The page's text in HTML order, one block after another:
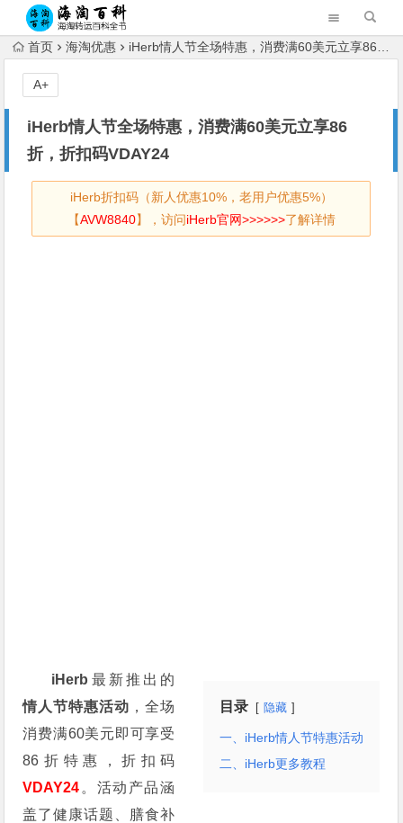
首页 海淘优惠 iHerb情人节全场特惠，消费满60美元立享86折，折扣码VDAY24
iHerb情人节全场特惠，消费满60美元立享86
折，折扣码VDAY24
iHerb折扣码（新人优惠10%，老用户优惠5%）
【AVW8840】，访问iHerb官网>>>>>>了解详情
A+
目录 隐藏
一、iHerb情人节特惠活动
二、iHerb更多教程
iHerb 最新推出的
情人节特惠活动 ，全场
消费满60美元即可享受
86折特惠，折扣码
VDAY24 。活动产品涵
盖了健康话题、膳食补